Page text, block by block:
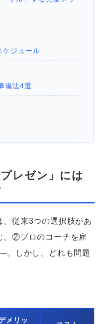
ジュール
備法4選
レゼン」には
従来3つの選択肢があ
、②プロのコーチを雇
。しかし、どれも問題
メリッ